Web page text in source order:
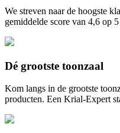
We streven naar de hoogste
gemiddelde score van 4,6 op
Dé grootste toonzaal
Kom langs in de grootste
producten. Een Krial-Expert